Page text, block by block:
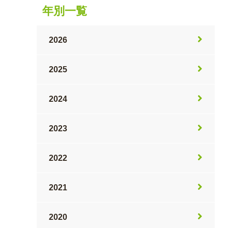
年別一覧
2026
2025
2024
2023
2022
2021
2020